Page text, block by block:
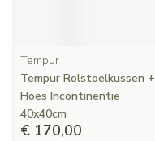
Tempur
Tempur Rolstoelkussen +
Hoes Incontinentie
40x40cm
€ 170,00